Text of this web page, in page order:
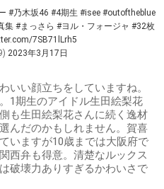
#乃木坂46 #4期生 #isee #outoftheblue
集 #まっさら #ヨル・フォージャ #32枚
7SB71lLrh5
2023年3月17日
いい顔立ちをしていますね。
1期生のアイドル生田絵梨花
も生田絵梨花さんに続く逸材
んだのかもしれません。賀喜
いますが10歳までは大阪府で
西弁も得意。清楚なルックス
破壊力ありすぎるかわいさで